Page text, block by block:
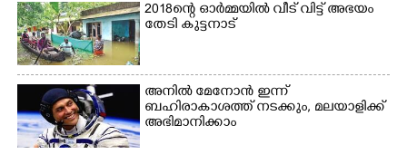
2018ന്റെ ഓർമ്മയിൽ വീട് വിട്ട് അഭയം
തേടി കുട്ടനാട്
അനിൽ മേനോൻ ഇന്ന്
ബഹിരാകാശത്ത് നടക്കും, മലയാളിക്ക്
അഭിമാനിക്കാം